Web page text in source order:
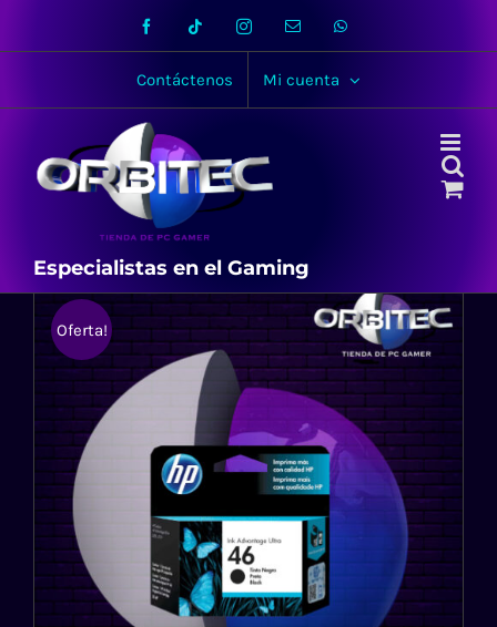
Facebook Tiktok InstagramEmail WhatsApp
Contáctenos Mi cuenta
Especialistas en el Gaming
Oferta!